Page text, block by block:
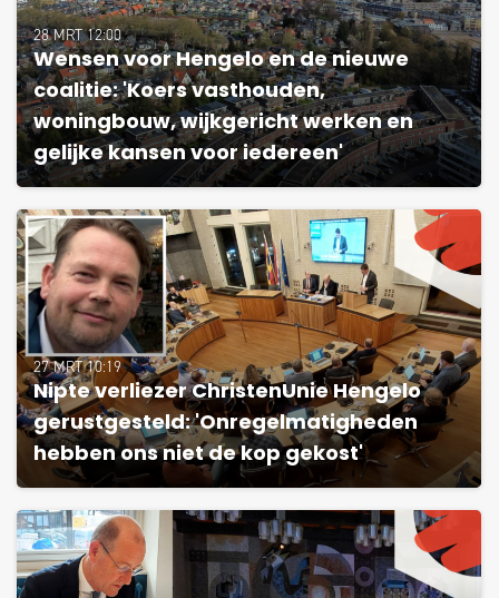
28 MRT 12:00
Wensen voor Hengelo en de nieuwe
coalitie: 'Koers vasthouden,
woningbouw, wijkgericht werken en
gelijke kansen voor iedereen'
27 MRT 10:19
Nipte verliezer ChristenUnie Hengelo
gerustgesteld: 'Onregelmatigheden
hebben ons niet de kop gekost'